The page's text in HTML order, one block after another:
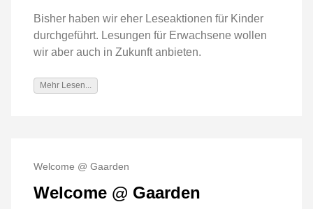
Bisher haben wir eher Leseaktionen für Kinder
durchgeführt. Lesungen für Erwachsene wollen
wir aber auch in Zukunft anbieten.
Mehr Lesen...
Welcome @ Gaarden
Welcome @ Gaarden